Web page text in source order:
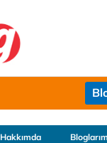
Hakkımda Bloglarım